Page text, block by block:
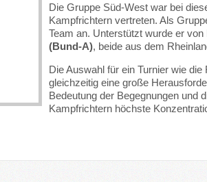
Die Gruppe Süd-West war bei
Kampfrichtern vertreten. Als
Team an. Unterstützt wurde er von
(Bund-A), beide aus dem
Die Auswahl für ein Turnier wie
gleichzeitig eine große
Bedeutung der Begegnungen und
Kampfrichtern höchste